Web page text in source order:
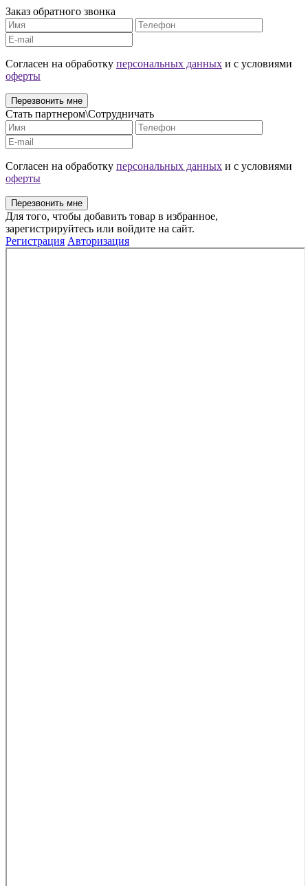
Заказ обратного звонка
Cогласен на обработку персональных данных и с условиями
оферты
Перезвонить мне
Стать партнером\Сотрудничать
Cогласен на обработку персональных данных и с условиями
оферты
Перезвонить мне
Для того, чтобы добавить товар в избранное,
зарегистрируйтесь или войдите на сайт.
Регистрация Авторизация